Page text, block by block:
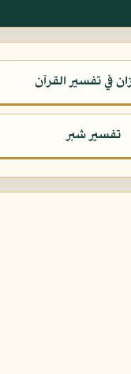
في تفسير القرآن
تفسير شبر